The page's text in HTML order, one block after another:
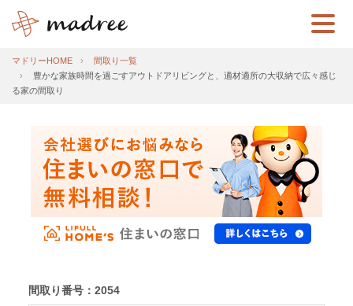
マドリーHOME
間取り一覧
豊かな家族時間を過ごすアウトドアリビングと、適材適所の大収納で広々感じ
る家の間取り
間取り番号：2054